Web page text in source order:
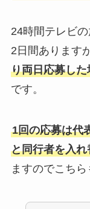
24時間テレビ
2日間ありますが
り両日応募し
です。
1回の応募は代
と同行者を入
ますのでこちら